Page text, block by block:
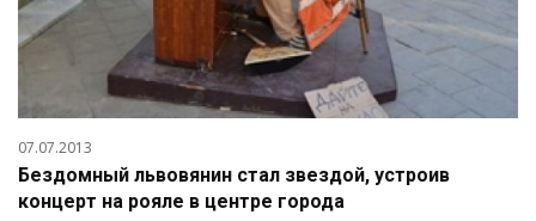
07.07.2013
Бездомный львовянин стал звездой, устроив
концерт на рояле в центре города